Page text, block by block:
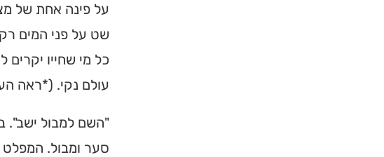
על פינה אחת של
שט על פני המים
כל מי שחייו
עולם נקי. (*ראה
"השם למבול ישב".
סער ומבול. המפלט
מחפשים בית
מוסד ברסלב?